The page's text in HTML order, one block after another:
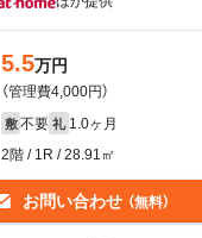
5.5万円
（管理費4,000円）
敷 不要 礼 1.0ヶ月
2階 / 1R / 28.91㎡
お問い合わせ （無料）